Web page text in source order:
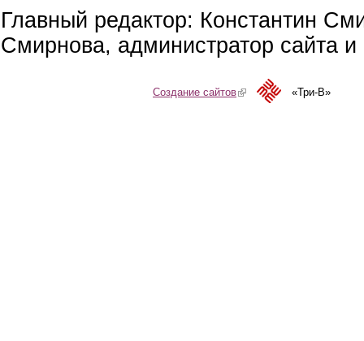
Главный редактор: Константин
Смирнова, администратор сайта
Создание сайтов(link is external)«Три-В»